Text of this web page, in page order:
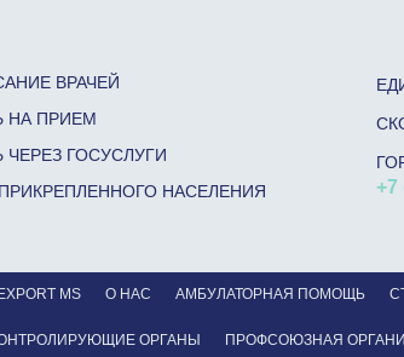
EXPORT MS О НАС АМБУЛАТОРНАЯ ПОМОЩЬ
ОРГАНЫ ПРОФСОЮЗНАЯ
ВРАЧЕЙ
НА ПРИЕМ
ЧЕРЕЗ ГОСУСЛУГИ
НАСЕЛЕНИЯ
+7